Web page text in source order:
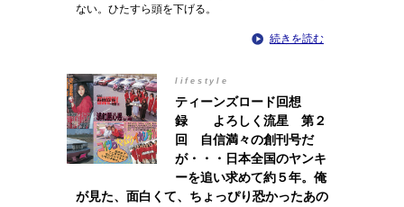
ない。ひたすら頭を下げる。
続きを読む
lifestyle
ティーンズロード回想
録 よろしく流星 第２
回 自信満々の創刊号だ
が・・・日本全国のヤンキ
ーを追い求めて約５年。俺
が見た、面白くて、ちょっぴり恐かったあの